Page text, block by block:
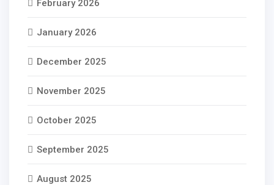
February 2026
January 2026
December 2025
November 2025
October 2025
September 2025
August 2025